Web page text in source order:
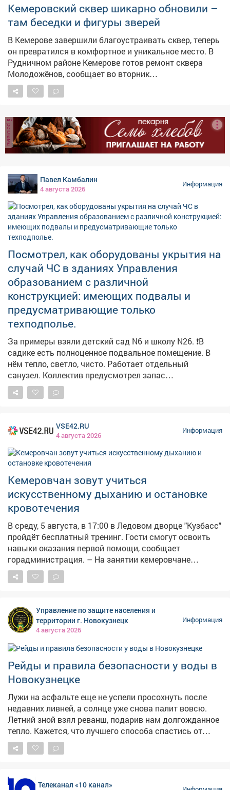
Кемеровский сквер шикарно обновили –
там беседки и фигуры зверей
В Кемерове завершили благоустраивать сквер, теперь
он превратился в комфортное и уникальное место. В
Рудничном районе Кемерове готов ремонт сквера
Молодожёнов, сообщает во вторник
горадминистрация. – Последним штрихом стали
современные скамейки и урны. Теперь здесь можно не
сказали в мэрии.
реклама
Павел Камбалин
4 августа 2026
Информация
Посмотрел, как оборудованы укрытия на
случай ЧС в зданиях Управления
образованием с различной
конструкцией: имеющих подвалы и
предусматривающие только
техподполье.
За примеры взяли детский сад N6 и школу N26. ❗️В
садике есть полноценное подвальное помещение. В
нём тепло, светло, чисто. Работает отдельный
санузел. Коллектив предусмотрел запас
медикаментов, воды и продуктов долгого хранения.
Здесь могут укрыться не только дети и педагоги, но и
предусматривает подвал. Поэтому пункты укрытия
оборудовали в помещениях без окон с несущими
стенами. Такие места называем «остров
безопасности». Работу по оборудованию и уточнению
мест для укрытия продолжаем. Полный список точек
безопасности можно найти на карте заглубленных и
подземных помещений, пригодных для укрытия,
Кузбасса: https://clck.su/hEGfq
VSE42.RU
4 августа 2026
Информация
Кемеровчан зовут учиться
искусственному дыханию и остановке
кровотечения
В среду, 5 августа, в 17:00 в Ледовом дворце "Кузбасс"
пройдёт бесплатный тренинг. Гости смогут освоить
навыки оказания первой помощи, сообщает
горадминистрация. – На занятии кемеровчане
отработают сердечно-лёгочную реанимацию, помощь
при кровотечениях, удушье и потери сознания, а также
Состоится мероприятие напроспекте Притомский, 12
(вход со стороны гостиницы "Лёд"), участие
бесплатное. Напомним, власти велели массово
укрытиях на случай воздушной атаки. Также две
недели назад сообщалось , что минздраву Кузбасса,
департаменту по чрезвычайным ситуациям, главам
муниципальных образований и министерству
образования поручили срочно организовать обучение
граждан первой помощи.
Управление по защите населения и
территории г. Новокузнецк
4 августа 2026
Информация
Рейды и правила безопасности у воды в
Новокузнецке
Лужи на асфальте еще не успели просохнуть после
недавних ливней, а солнце уже снова палит вовсю.
Летний зной взял реванш, подарив нам долгожданное
тепло. Кажется, что лучшего способа спастись от
духоты, чем окунуться в прохладную воду Томи или
одного из городских карьеров, просто не найти.
повышенного риска 🌊 Безопасность на воде - наша
главная задача! 🛡️ Администрация города и Защита
Телеканал «10 канал»